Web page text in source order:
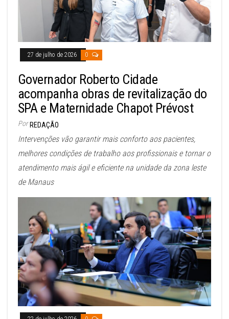
27 de julho de 2026 0
Governador Roberto Cidade
acompanha obras de revitalização do
SPA e Maternidade Chapot Prévost
Por REDAÇÃO
Intervenções vão garantir mais conforto aos pacientes,
melhores condições de trabalho aos profissionais e tornar o
atendimento mais ágil e eficiente na unidade da zona leste
de Manaus